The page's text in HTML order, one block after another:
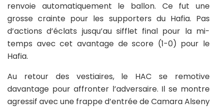
renvoie automatiquement le ballon. Ce fut une
grosse crainte pour les supporters du Hafia. Pas
d’actions d’éclats jusqu’au sifflet final pour la mi-
temps avec cet avantage de score (1-0) pour le
Hafia.
Au retour des vestiaires, le HAC se remotive
davantage pour affronter l’adversaire. Il se montre
agressif avec une frappe d’entrée de Camara Alseny